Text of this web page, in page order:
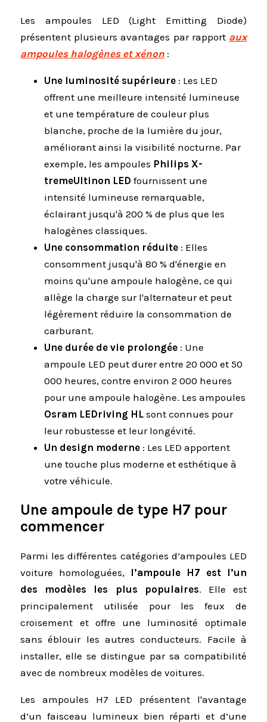
Les ampoules LED (Light Emitting Diode)
présentent plusieurs avantages par rapport aux
ampoules halogènes et xénon :
Une luminosité supérieure : Les LED
offrent une meilleure intensité lumineuse
et une température de couleur plus
blanche, proche de la lumière du jour,
améliorant ainsi la visibilité nocturne. Par
exemple, les ampoules Philips X-
tremeUltinon LED fournissent une
intensité lumineuse remarquable,
éclairant jusqu'à 200 % de plus que les
halogènes classiques.
Une consommation réduite : Elles
consomment jusqu'à 80 % d'énergie en
moins qu'une ampoule halogène, ce qui
allège la charge sur l'alternateur et peut
légèrement réduire la consommation de
carburant.
Une durée de vie prolongée : Une
ampoule LED peut durer entre 20 000 et 50
000 heures, contre environ 2 000 heures
pour une ampoule halogène. Les ampoules
Osram LEDriving HL sont connues pour
leur robustesse et leur longévité.
Un design moderne : Les LED apportent
une touche plus moderne et esthétique à
votre véhicule.
Une ampoule de type H7 pour
commencer
Parmi les différentes catégories d’ampoules LED
voiture homologuées, l’ampoule H7 est l’un
des modèles les plus populaires. Elle est
principalement utilisée pour les feux de
croisement et offre une luminosité optimale
sans éblouir les autres conducteurs. Facile à
installer, elle se distingue par sa compatibilité
avec de nombreux modèles de voitures.
Les ampoules H7 LED présentent l'avantage
d’un faisceau lumineux bien réparti et d’une